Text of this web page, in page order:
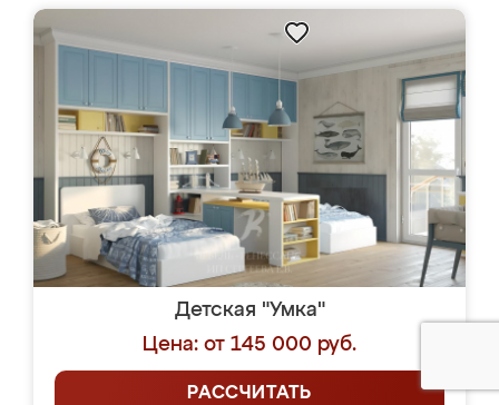
Детская "Умка"
Цена: от 145 000 руб.
РАССЧИТАТЬ